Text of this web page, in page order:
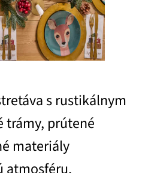
s rustikálnym
trámy, prútené
materiály